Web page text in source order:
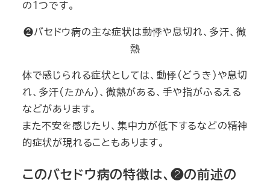
の1つです。
❷バセドウ病の主な症状は動悸や息切れ、多汗、微
熱
体で感じられる症状としては、動悸(どうき)や息切
れ、多汗(たかん)、微熱がある、手や指がふるえる
などがあります。
また不安を感じたり、集中力が低下するなどの精神
的症状が現れることもあります。
このバセドウ病の特徴は、❷の前述の